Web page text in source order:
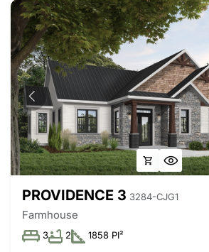
PROVIDENCE 3 3284-CJG1
Farmhouse
3 2 1858 PI²